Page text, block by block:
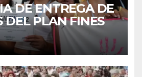
DE ENTREGA DE
DEL PLAN FINES